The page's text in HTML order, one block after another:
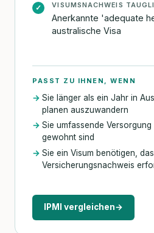
✓ VISUMSNACHWEIS
Anerkannte 'adequate
australische Visa
PASST ZU IHNEN, WENN
Sie länger als ein Jahr in
planen auszuwandern
Sie umfassende
gewohnt sind
Sie ein Visum benötigen,
Versicherungsnachweis
IPMI vergleichen→